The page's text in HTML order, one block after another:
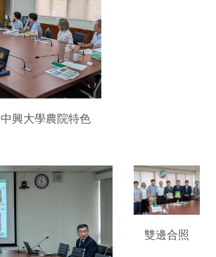
興大學農院特色
雙邊合照